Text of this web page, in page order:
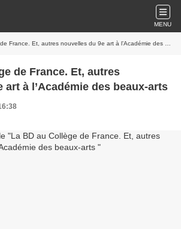
MENU
Et, autres nouvelles du 9e art à l’Académie des beaux-arts
de France. Et, autres
art à l’Académie des beaux-arts